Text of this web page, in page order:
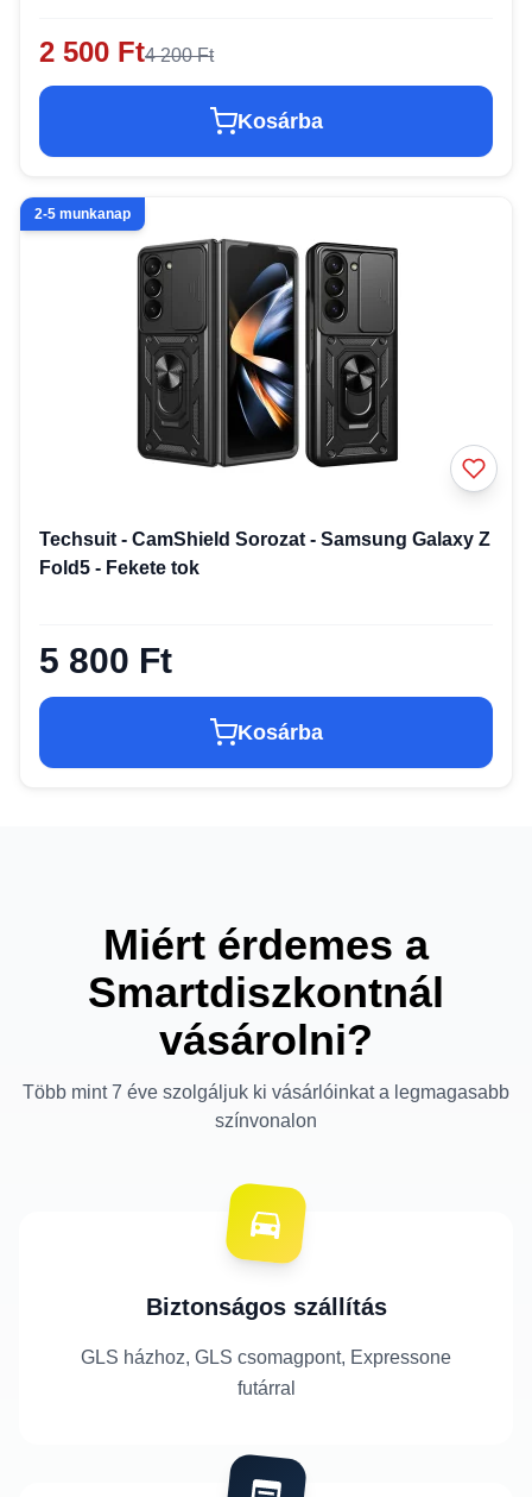
2 500 Ft4 200 Ft
Kosárba
2-5 munkanap
Techsuit - CamShield Sorozat - Samsung Galaxy Z
Fold5 - Fekete tok
5 800 Ft
Kosárba
Miért érdemes a
Smartdiszkontnál
vásárolni?
Több mint 7 éve szolgáljuk ki vásárlóinkat a legmagasabb
színvonalon
Biztonságos szállítás
GLS házhoz, GLS csomagpont, Expressone
futárral